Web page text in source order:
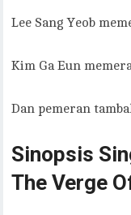
Lee Sang Yeob
Kim Ga Eun
Dan pemeran
Sinopsis
The Verge